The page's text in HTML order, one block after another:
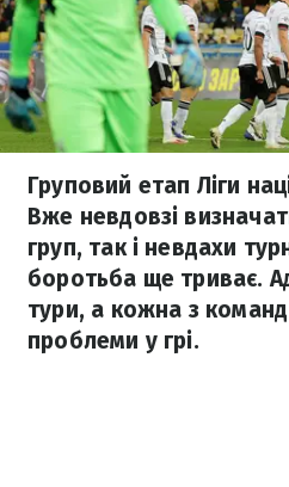
Груповий етап Ліги
Вже невдовзі
груп, так і невдахи
боротьба ще триває.
тури, а кожна з команд
проблеми у грі.